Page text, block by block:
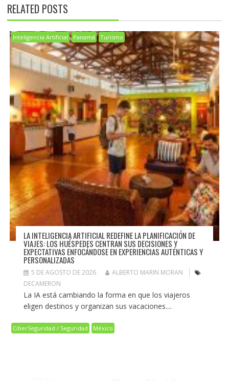
RELATED POSTS
Inteligencia Artificial Panamá Turismo
LA INTELIGENCIA ARTIFICIAL REDEFINE LA PLANIFICACIÓN DE
VIAJES: LOS HUÉSPEDES CENTRAN SUS DECISIONES Y
EXPECTATIVAS ENFOCÁNDOSE EN EXPERIENCIAS AUTÉNTICAS Y
PERSONALIZADAS
5 DE AGOSTO DE 2026
ALBERTO MARIN MORAN
DECAMERON
La IA está cambiando la forma en que los viajeros
eligen destinos y organizan sus vacaciones....
CiberSeguridad / Seguridad México